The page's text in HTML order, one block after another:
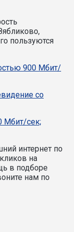
пользуются
900 Мбит/
со
Мбит/сек;
интернет по
на
в подборе
нам по